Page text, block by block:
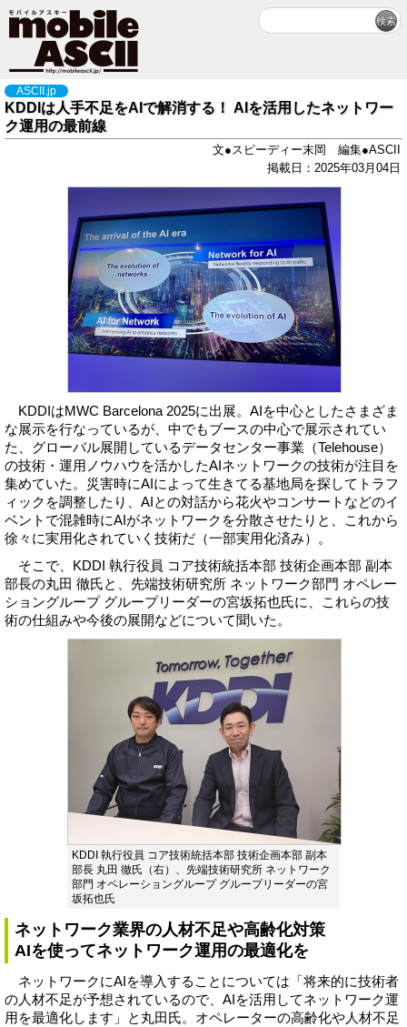
ASCII.jp
KDDIは人手不足をAIで解消する！ AIを活用したネットワー
ク運用の最前線
文●スピーディー末岡 編集●ASCII
掲載日：2025年03月04日
KDDIはMWC Barcelona 2025に出展。AIを中心としたさまざま
な展示を行なっているが、中でもブースの中心で展示されてい
た、グローバル展開しているデータセンター事業（Telehouse）
の技術・運用ノウハウを活かしたAIネットワークの技術が注目を
集めていた。災害時にAIによって生きてる基地局を探してトラフ
ィックを調整したり、AIとの対話から花火やコンサートなどのイ
ベントで混雑時にAIがネットワークを分散させたりと、これから
徐々に実用化されていく技術だ（一部実用化済み）。
そこで、KDDI 執行役員 コア技術統括本部 技術企画本部 副本
部長の丸田 徹氏と、先端技術研究所 ネットワーク部門 オペレー
ショングループ グループリーダーの宮坂拓也氏に、これらの技
術の仕組みや今後の展開などについて聞いた。
KDDI 執行役員 コア技術統括本部 技術企画本部 副本
部長 丸田 徹氏（右）、先端技術研究所 ネットワーク
部門 オペレーショングループ グループリーダーの宮
坂拓也氏
ネットワーク業界の人材不足や高齢化対策
AIを使ってネットワーク運用の最適化を
ネットワークにAIを導入することについては「将来的に技術者
の人材不足が予想されているので、AIを活用してネットワーク運
用を最適化します」と丸田氏。オペレーターの高齢化や人材不足